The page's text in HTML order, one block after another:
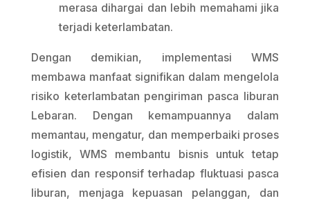
merasa dihargai dan lebih memahami jika
terjadi keterlambatan.
Dengan demikian, implementasi WMS
membawa manfaat signifikan dalam mengelola
risiko keterlambatan pengiriman pasca liburan
Lebaran. Dengan kemampuannya dalam
memantau, mengatur, dan memperbaiki proses
logistik, WMS membantu bisnis untuk tetap
efisien dan responsif terhadap fluktuasi pasca
liburan, menjaga kepuasan pelanggan, dan